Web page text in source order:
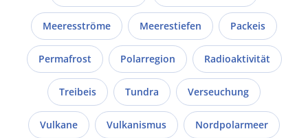
Meeresströme Meerestiefen Packeis
Permafrost Polarregion Radioaktivität
Treibeis Tundra Verseuchung
Vulkane Vulkanismus Nordpolarmeer